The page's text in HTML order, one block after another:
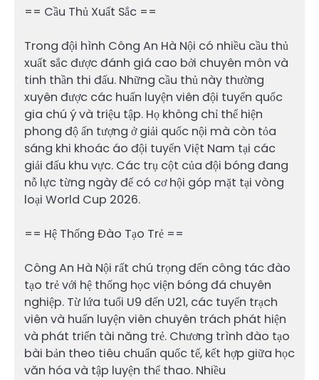
== Cầu Thủ Xuất Sắc ==
Trong đội hình Công An Hà Nội có nhiều cầu thủ
xuất sắc được đánh giá cao bởi chuyên môn và
tinh thần thi đấu. Những cầu thủ này thường
xuyên được các huấn luyện viên đội tuyển quốc
gia chú ý và triệu tập. Họ không chỉ thể hiện
phong độ ấn tượng ở giải quốc nội mà còn tỏa
sáng khi khoác áo đội tuyển Việt Nam tại các
giải đấu khu vực. Các trụ cột của đội bóng đang
nỗ lực từng ngày để có cơ hội góp mặt tại vòng
loại World Cup 2026.
== Hệ Thống Đào Tạo Trẻ ==
Công An Hà Nội rất chú trọng đến công tác đào
tạo trẻ với hệ thống học viện bóng đá chuyên
nghiệp. Từ lứa tuổi U9 đến U21, các tuyển trạch
viên và huấn luyện viên chuyên trách phát hiện
và phát triển tài năng trẻ. Chương trình đào tạo
bài bản theo tiêu chuẩn quốc tế, kết hợp giữa học
văn hóa và tập luyện thể thao. Nhiều